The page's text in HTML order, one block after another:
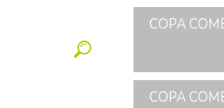
COPA
COPA